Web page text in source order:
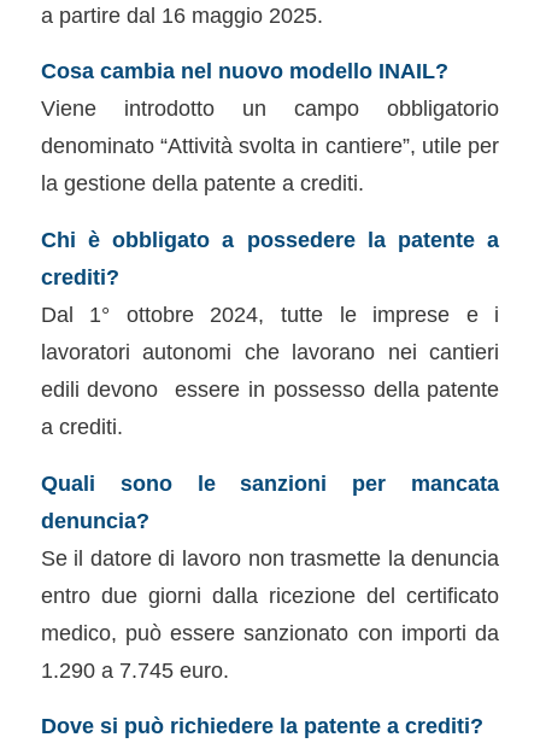
a partire dal 16 maggio 2025.
Cosa cambia nel nuovo modello INAIL?
Viene introdotto un campo obbligatorio
denominato “Attività svolta in cantiere”, utile per
la gestione della patente a crediti.
Chi è obbligato a possedere la patente a
crediti?
Dal 1° ottobre 2024, tutte le imprese e i
lavoratori autonomi che lavorano nei cantieri
edili devono essere in possesso della patente
a crediti.
Quali sono le sanzioni per mancata
denuncia?
Se il datore di lavoro non trasmette la denuncia
entro due giorni dalla ricezione del certificato
medico, può essere sanzionato con importi da
1.290 a 7.745 euro.
Dove si può richiedere la patente a crediti?